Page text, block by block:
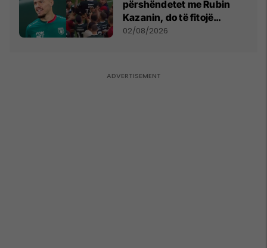
përshëndetet me Rubin
Kazanin, do të fitojë
miliona te Spartak Moska
02/08/2026